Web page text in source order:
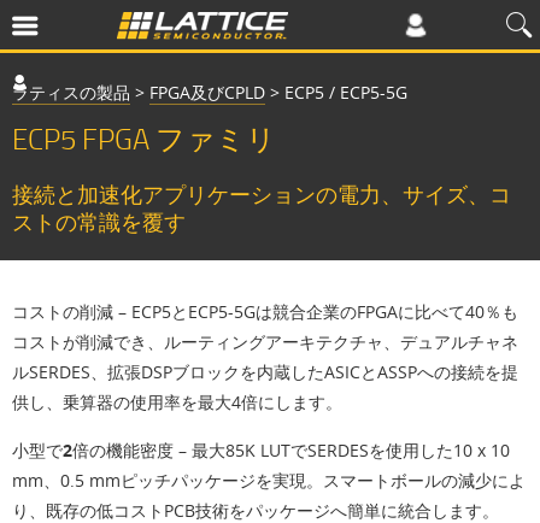
ラティスの製品 > FPGA及びCPLD > ECP5 / ECP5-5G
ECP5 FPGA ファミリ
接続と加速化アプリケーションの電力、サイズ、コ
ストの常識を覆す
コストの削減 – ECP5とECP5-5Gは競合企業のFPGAに比べて40％も
コストが削減でき、ルーティングアーキテクチャ、デュアルチャネ
ルSERDES、拡張DSPブロックを内蔵したASICとASSPへの接続を提
供し、乗算器の使用率を最大4倍にします。
小型で2倍の機能密度 – 最大85K LUTでSERDESを使用した10 x 10
mm、0.5 mmピッチパッケージを実現。スマートボールの減少によ
り、既存の低コストPCB技術をパッケージへ簡単に統合します。